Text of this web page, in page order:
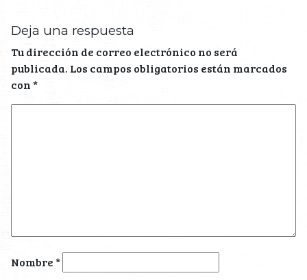
Deja una respuesta
Tu dirección de correo electrónico no será
publicada. Los campos obligatorios están marcados
con*
Nombre*